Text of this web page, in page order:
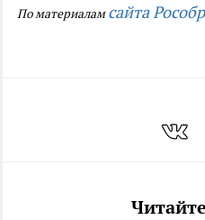
По материаламсайта